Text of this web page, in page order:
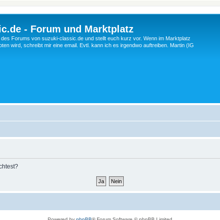
- Forum und Marktplatz
Forums von suzuki-classic.de und stellt euch kurz vor. Wenn im Marktplatz
wird, schreibt mir eine email. Evtl. kann ich es irgendwo auftreiben. Martin (IG